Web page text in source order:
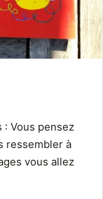
Vous pensez
ressembler à
vous allez